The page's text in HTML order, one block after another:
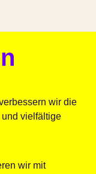
wir die
und vielfältige
wir mit